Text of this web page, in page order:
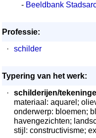
- Beeldbank
Professie:
·
schilder
Typering van het werk:
·
schilderijen/
materiaal: aquarel;
onderwerp: bloemen;
havengezichten;
stijl: constructivisme;